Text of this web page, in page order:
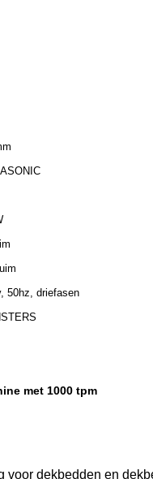
50hz, driefasen
met 1000 tpm
voor dekbedden en